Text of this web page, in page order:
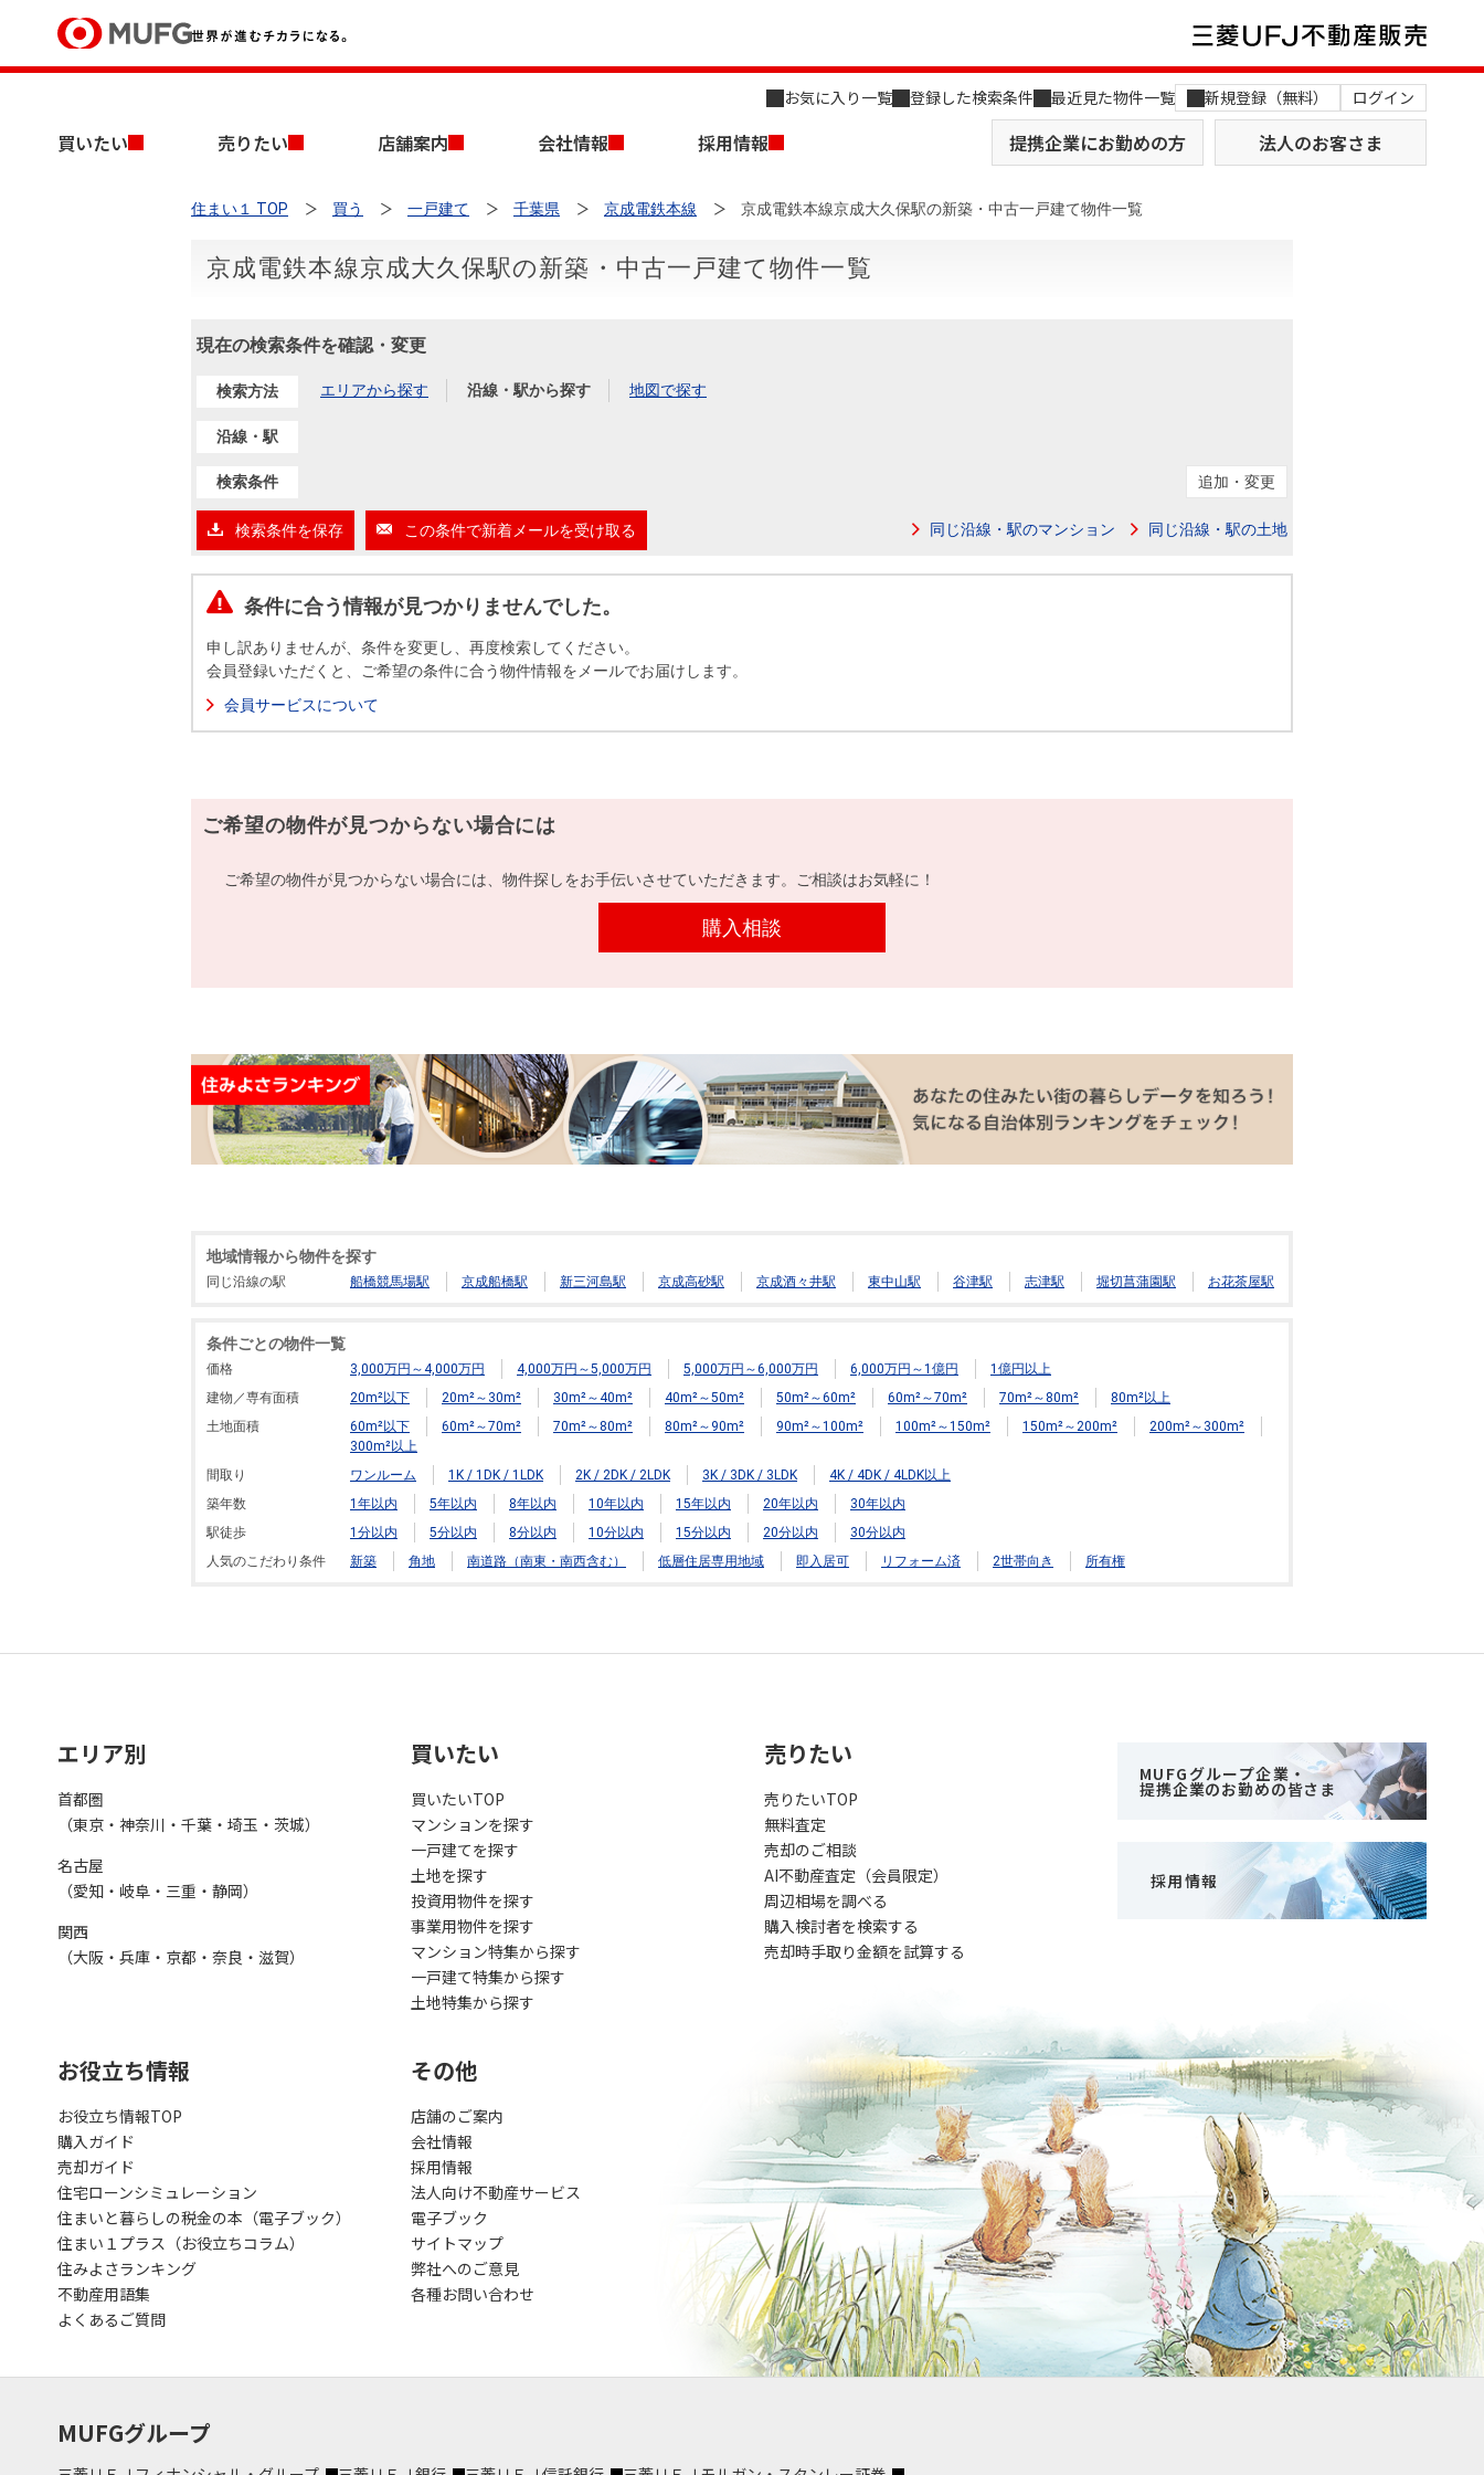
お気に入り一覧 登録した検索条件 最近見た物件一覧 新規登録（無料） ログイン
買いたい 売りたい 店舗案内 会社情報 採用情報 提携企業にお勤めの方 法人のお客さま
買いたいTOP
中古マンションを探す 新築・中古一戸建てを探す
投資用物件を探す おすすめ物件から探す
購入向けサービス
住まいと暮らしの税金の本（電子ブック） 購入ガイド
売りたいTOP
無料査定 売却相談
売却時手取り金額試算
売却向けサービス
住まいと暮らしの税金の本（電子ブック） 売却ガイド
店舗案内TOP
会社情報TOP
採用情報TOP
売りたい
住まい１ TOP 買う 一戸建て 千葉県 京成電鉄本線 京成電鉄本線京成大久保駅の新築・中古一戸建て物件一覧
京成電鉄本線京成大久保駅の新築・中古一戸建て物件一覧
現在の検索条件を確認・変更
検索方法 エリアから探す 沿線・駅から探す 地図で探す
沿線・駅
検索条件 追加・変更
検索条件を保存 この条件で新着メールを受け取る 同じ沿線・駅のマンション 同じ沿線・駅の土地
条件に合う情報が見つかりませんでした。
申し訳ありませんが、条件を変更し、再度検索してください。
会員登録いただくと、ご希望の条件に合う物件情報をメールでお届けします。
会員サービスについて
ご希望の物件が見つからない場合には
ご希望の物件が見つからない場合には、物件探しをお手伝いさせていただきます。ご相談はお気軽に！
購入相談
地域情報から物件を探す
同じ沿線の駅 船橋競馬場駅 京成船橋駅 新三河島駅 京成高砂駅 京成酒々井駅 東中山駅 谷津駅 志津駅 堀切菖蒲園駅 お花茶屋駅
条件ごとの物件一覧
価格 3,000万円～4,000万円 4,000万円～5,000万円 5,000万円～6,000万円 6,000万円～1億円
1億円以上
建物／専有面積
20m²以下 20m²～30m² 30m²～40m² 40m²～50m² 50m²～60m² 60m²～70m² 70m²～80m²
80m²以上
土地面積
60m²以下 60m²～70m² 70m²～80m² 80m²～90m² 90m²～100m² 100m²～150m² 150m²～200m²
200m²～300m²
300m²以上
間取り
ワンルーム 1K / 1DK / 1LDK 2K / 2DK / 2LDK 3K / 3DK / 3LDK
4K / 4DK / 4LDK以上
築年数
1年以内 5年以内 8年以内 10年以内 15年以内 20年以内
30年以内
駅徒歩
1分以内 5分以内 8分以内 10分以内 15分以内 20分以内
30分以内
人気のこだわり条件
新築 角地 南道路（南東・南西含む） 低層住居専用地域 即入居可 リフォーム済 2世帯向き 所有権
エリア別
首都圏
（東京・神奈川・千葉・埼玉・茨城）
名古屋
（愛知・岐阜・三重・静岡）
関西
（大阪・兵庫・京都・奈良・滋賀）
買いたい
買いたいTOP
マンションを探す
一戸建てを探す
土地を探す
投資用物件を探す
事業用物件を探す
マンション特集から探す
一戸建て特集から探す
土地特集から探す
売りたい
売りたいTOP
無料査定
売却のご相談
AI不動産査定（会員限定）
周辺相場を調べる
購入検討者を検索する
売却時手取り金額を試算する
MUFGグループ企業・
提携企業のお勤めの皆さま
採用情報
お役立ち情報
お役立ち情報TOP
購入ガイド
売却ガイド
住宅ローンシミュレーション
住まいと暮らしの税金の本（電子ブック）
住まい１プラス（お役立ちコラム）
住みよさランキング
不動産用語集
よくあるご質問
その他
店舗のご案内
会社情報
採用情報
法人向け不動産サービス
電子ブック
サイトマップ
弊社へのご意見
各種お問い合わせ
MUFGグループ